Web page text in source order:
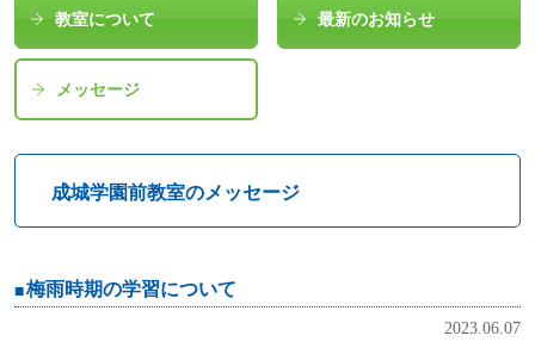
教室について 最新のお知らせ
メッセージ
成城学園前教室のメッセージ
梅雨時期の学習について
2023.06.07